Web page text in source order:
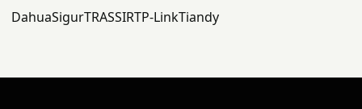
DahuaSigurTRASSIRTP-LinkTiandy